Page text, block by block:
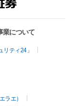
業について
ティ24」
ラエ）